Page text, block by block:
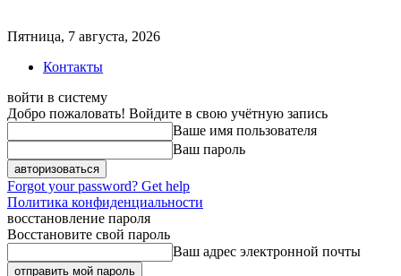
Пятница, 7 августа, 2026
Контакты
войти в систему
Добро пожаловать! Войдите в свою учётную запись
Ваше имя пользователя
Ваш пароль
Forgot your password? Get help
Политика конфиденциальности
восстановление пароля
Восстановите свой пароль
Ваш адрес электронной почты